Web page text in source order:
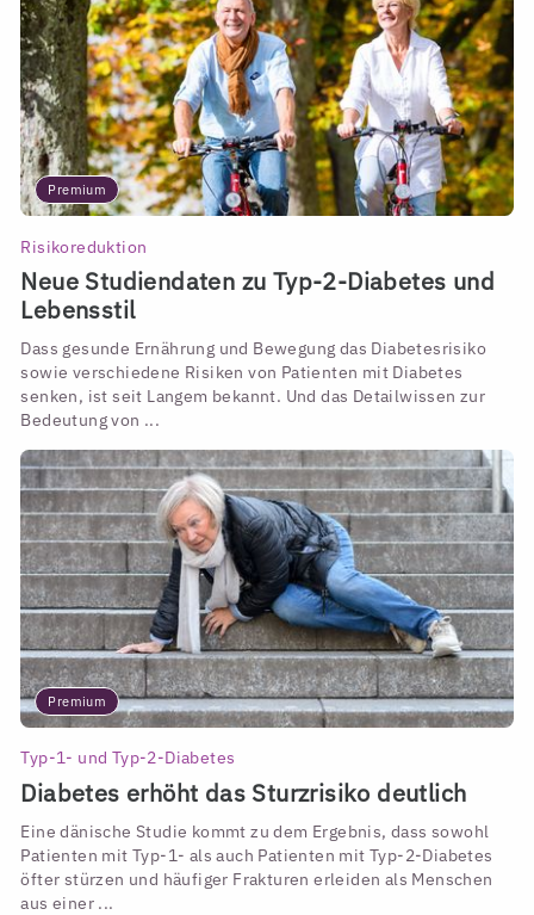
Premium
Risikoreduktion
Neue Studiendaten zu Typ-2-Diabetes und
Lebensstil
Dass gesunde Ernährung und Bewegung das Diabetesrisiko
sowie verschiedene Risiken von Patienten mit Diabetes
senken, ist seit Langem bekannt. Und das Detailwissen zur
Bedeutung von ...
Premium
Typ-1- und Typ-2-Diabetes
Diabetes erhöht das Sturzrisiko deutlich
Eine dänische Studie kommt zu dem Ergebnis, dass sowohl
Patienten mit Typ-1- als auch Patienten mit Typ-2-Diabetes
öfter stürzen und häufiger Frakturen erleiden als Menschen
aus einer ...